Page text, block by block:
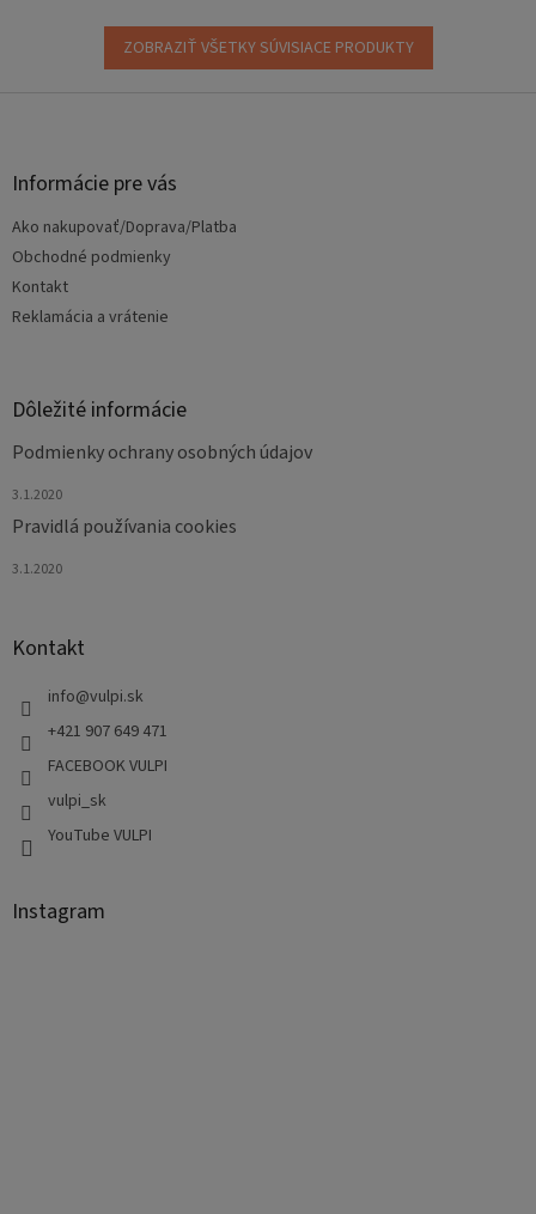
ZOBRAZIŤ VŠETKY SÚVISIACE PRODUKTY
Informácie pre vás
Ako nakupovať/Doprava/Platba
Obchodné podmienky
Kontakt
Reklamácia a vrátenie
Dôležité informácie
Podmienky ochrany osobných údajov
3.1.2020
Pravidlá používania cookies
3.1.2020
Kontakt
info@vulpi.sk
+421 907 649 471
FACEBOOK VULPI
vulpi_sk
YouTube VULPI
Instagram